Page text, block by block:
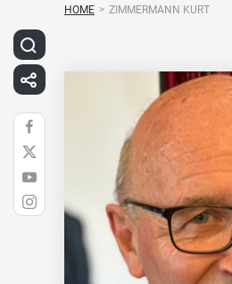
HOME > ZIMMERMANN KURT